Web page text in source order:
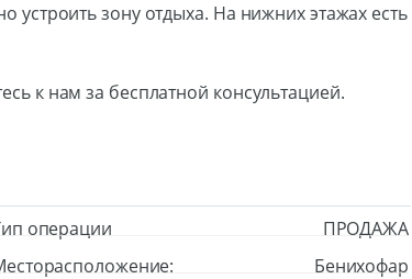
зону отдыха. На нижних этажах есть
к нам за бесплатной консультацией.
операции
ПРОДАЖА
Бенихофар